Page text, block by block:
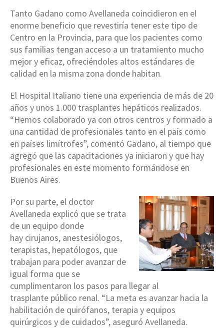
Tanto Gadano como Avellaneda coincidieron en el
enorme beneficio que revestiría tener este tipo de
Centro en la Provincia, para que los pacientes como
sus familias tengan acceso a un tratamiento mucho
mejor y eficaz, ofreciéndoles altos estándares de
calidad en la misma zona donde habitan.
El Hospital Italiano tiene una experiencia de más de 20
años y unos 1.000 trasplantes hepáticos realizados.
“Hemos colaborado ya con otros centros y formado a
una cantidad de profesionales tanto en el país como
en países limítrofes”, comentó Gadano, al tiempo que
agregó que las capacitaciones ya iniciaron y que hay
profesionales en este momento formándose en
Buenos Aires.
Por su parte, el doctor
Avellaneda explicó que se trata
de un equipo donde
hay cirujanos, anestesiólogos,
terapistas, hepatólogos, que
trabajan para poder avanzar de
igual forma que se
cumplimentaron los pasos para llegar al
trasplante público renal. “La meta es avanzar hacia la
habilitación de quirófanos, terapia y equipos
quirúrgicos y de cuidados”, aseguró Avellaneda.